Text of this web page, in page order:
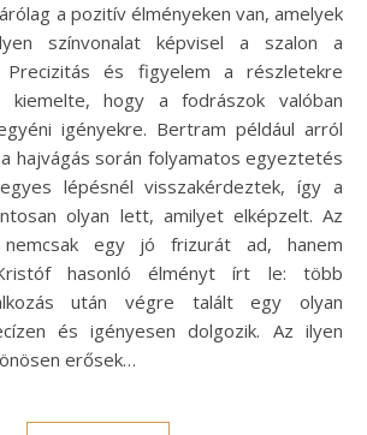
a pozitív élményeken van, amelyek
színvonalat képvisel a szalon a
Precizitás és figyelem a részletekre
hogy a fodrászok valóban
igényekre. Bertram például arról
hajvágás során folyamatos egyeztetés
lépésnél visszakérdeztek, így a
olyan lett, amilyet elképzelt. Az
nemcsak egy jó frizurát ad, hanem
hasonló élményt írt le: több
után végre talált egy olyan
és igényesen dolgozik. Az ilyen
erősek…